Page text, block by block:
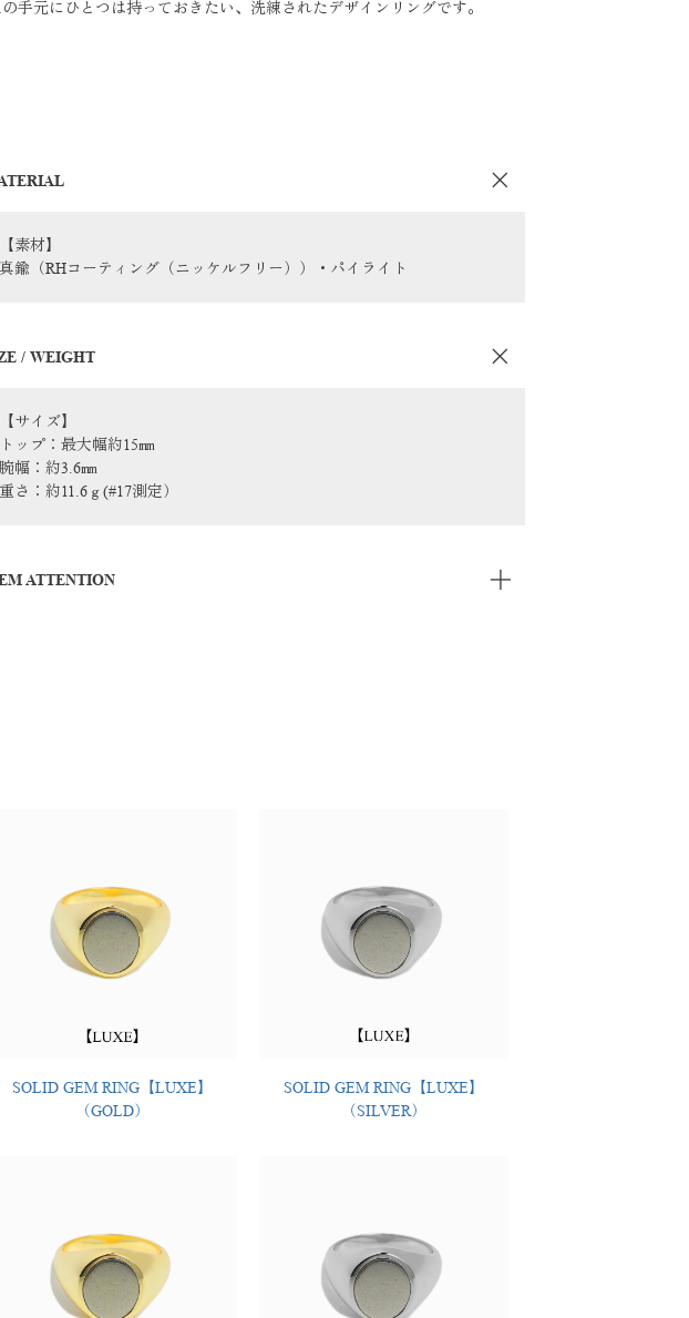
手元にひとつは持っておきたい、洗練されたデザインリングです。
【素材】
真鍮（RHコーティング（ニッケルフリー））・パイライト
/ WEIGHT
【サイズ】
トップ：最大幅約15㎜
腕幅：約3.6㎜
重さ：約11.6ｇ(#17測定）
ATTENTION
SOLID GEM RING【LUXE】
（GOLD）
SOLID GEM RING【LUXE】
（SILVER）